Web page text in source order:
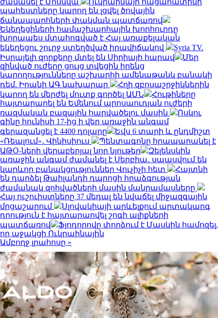
պահեստները կարող են լցվել ծովային
ճանապարհների փակման պատճառով
Եկեղեցիների համաշխարհային խորհուրդը
խորապես մտահոգված է Հայ առաքելական
եկեղեցու շուրջ ստեղծված իրավիճակով
Syria TV.
Իսրայելի զորքերը մտել են Սիրիայի հարավ
Մեր
զինված ուժերը ցույց տվեցին իրենց
կարողությունները աշխարհի ամենաթանկ բանակի
դեմ. Իրանի ԱԳ նախարար
Հղի զբոսաշրջիկներին
կարող են մերժել մուտք գործել ԱՄՆ
Հութիները
հայտարարել են Եմենում պրոսաուդյան ուժերի
ռազմական բազային հարվածելու մասին
Ոսկու
գինը հունիսի 17-ից ի վեր առաջին անգամ
գերազանցել է 4400 դոլարը
Եվս 6 տարի և ընդմիշտ
«Ռեալում»․ Վինիսիուս
Պենտագոնը հրապարակել է
ԱԹՕ-ների վերաբերյալ նոր նյութեր
Զելենսկին
առաջին անգամ ժամանել է Սերբիա․ սպասվում են
կարևոր բանակցություններ Վուչիչի հետ
Հայտնի
են դարձել Թաիլանդի դպրոցի հրաձգության
ժամանակ զոհվածների մասին մանրամասները
Հայ ուշուիստները 37 մեդալ են նվաճել միջազգային
մրցաշարում
Սլովակիայի արևելքում արտակարգ
դրություն է հայտարարվել շոգի ալիքների
պատճառով
Ֆյոդորովը փորձում է Մասկին համոզել,
որ աջակցի Ուկրաինային
Ամբողջ լրահոսը »